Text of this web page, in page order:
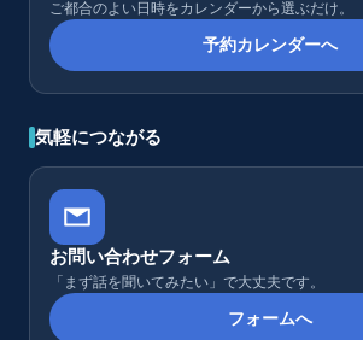
ご都合のよい日時をカレンダーから選ぶだけ。
予約カレンダーへ
気軽につながる
お問い合わせフォーム
「まず話を聞いてみたい」で大丈夫です。
フォームへ